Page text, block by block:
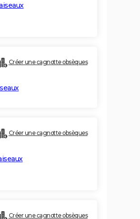
Créer une cagnotte obsèques
Créer une cagnotte obsèques
Créer une cagnotte obsèques